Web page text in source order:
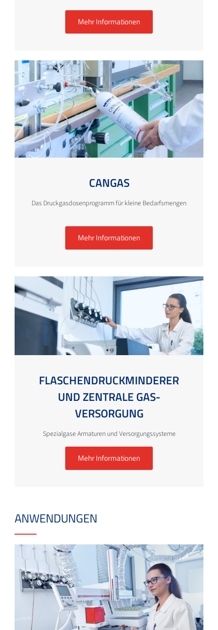
Mehr Informationen
CANGAS
Das Druckgasdosenprogramm für kleine Bedarfsmengen
Mehr Informationen
FLASCHEN­DRUCK­MINDERER
UND ZENTRALE GAS­
VERSORGUNG
Spezialgase Armaturen und Versorgungssysteme
Mehr Informationen
ANWENDUNGEN